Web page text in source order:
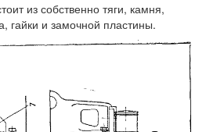
из собственно тяги, камня,
гайки и замочной пластины.